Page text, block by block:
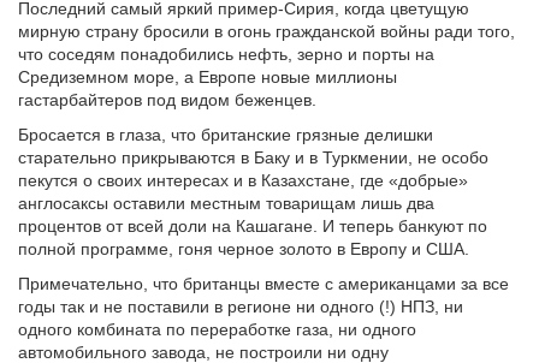
Последний самый яркий пример-Сирия, когда цветущую
мирную страну бросили в огонь гражданской войны ради того,
что соседям понадобились нефть, зерно и порты на
Средиземном море, а Европе новые миллионы
гастарбайтеров под видом беженцев.
Бросается в глаза, что британские грязные делишки
старательно прикрываются в Баку и в Туркмении, не особо
пекутся о своих интересах и в Казахстане, где «добрые»
англосаксы оставили местным товарищам лишь два
процентов от всей доли на Кашагане. И теперь банкуют по
полной программе, гоня черное золото в Европу и США.
Примечательно, что британцы вместе с американцами за все
годы так и не поставили в регионе ни одного (!) НПЗ, ни
одного комбината по переработке газа, ни одного
автомобильного завода, не построили ни одну